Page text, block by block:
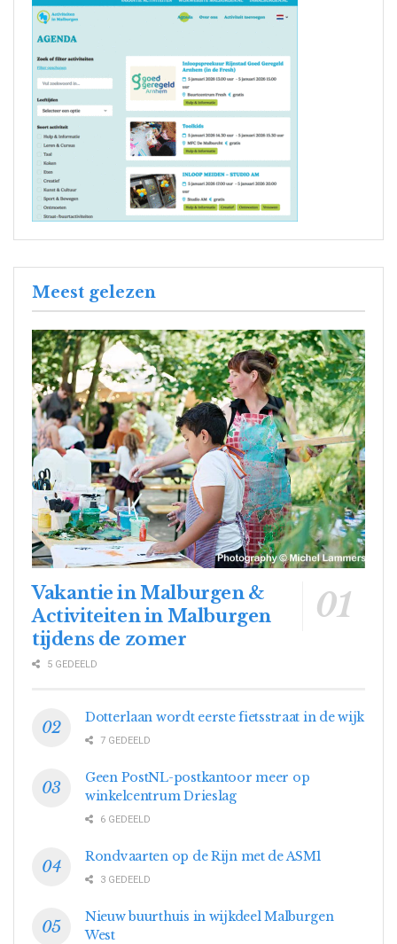
Meest gelezen
Vakantie in Malburgen &
Activiteiten in Malburgen
tijdens de zomer
5 GEDEELD
Dotterlaan wordt eerste fietsstraat in de wijk
7 GEDEELD
Geen PostNL-postkantoor meer op
winkelcentrum Drieslag
6 GEDEELD
Rondvaarten op de Rijn met de ASM1
3 GEDEELD
Nieuw buurthuis in wijkdeel Malburgen
West